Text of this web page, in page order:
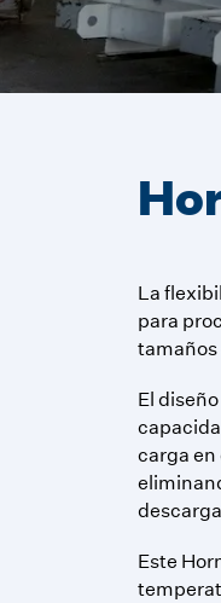
La
para
tamaños
El
carga en
Este